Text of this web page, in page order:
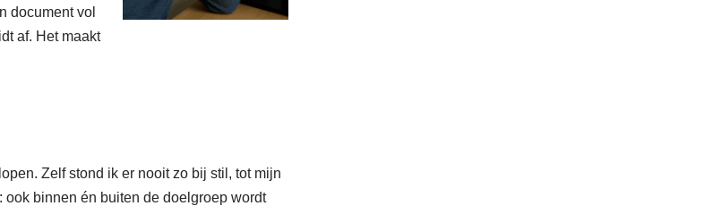
document vol
af. Het maakt
Zelf stond ik er nooit zo bij stil, tot mijn
binnen én buiten de doelgroep wordt